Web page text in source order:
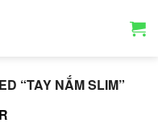
“TAY NẮM SLIM”